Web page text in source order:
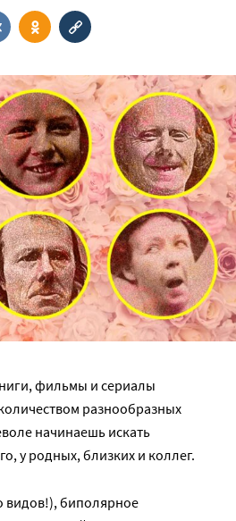
фильмы и сериалы
разнообразных
начинаешь искать
у родных, близких и коллег.
видов!), биполярное